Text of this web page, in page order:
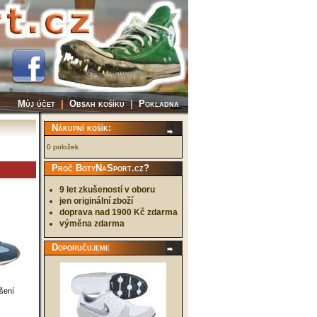
Můj účet |Obsah košíku|Pokladna
Nákupní košík:
0 položek
Proč BotyNaSport.cz?
9 let zkušeností v oboru
jen originální zboží
doprava nad 1900 Kč zdarma
výměna zdarma
Doporučujeme